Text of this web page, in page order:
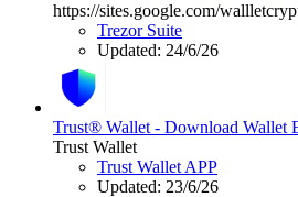
https://sites.google.com/
Trezor Suite
Updated: 24/6/26
Trust® Wallet - Download Wallet
Trust Wallet
Trust Wallet APP
Updated: 23/6/26